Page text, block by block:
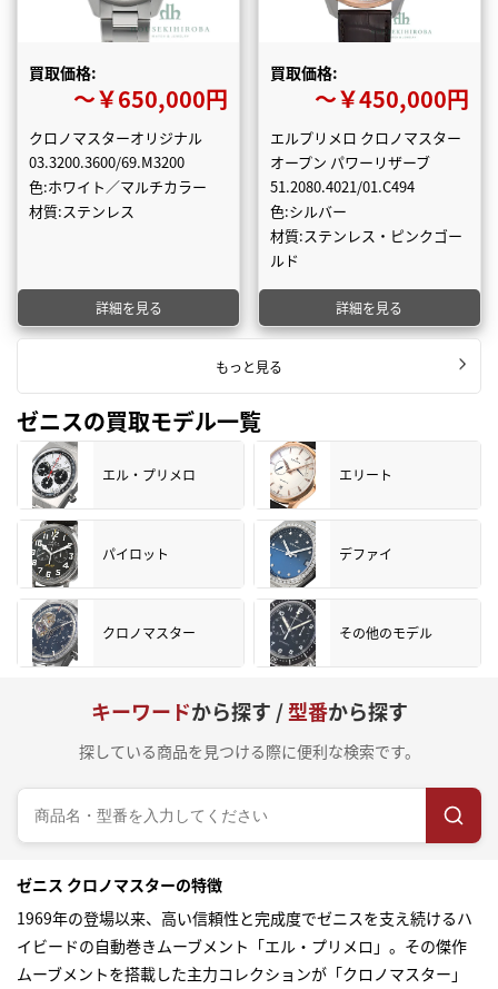
買取価格:
〜￥650,000円
クロノマスターオリジナル
03.3200.3600/69.M3200
色:ホワイト／マルチカラー
材質:ステンレス
詳細を見る
買取価格:
〜￥450,000円
エルプリメロ クロノマスター
オープン パワーリザーブ
51.2080.4021/01.C494
色:シルバー
材質:ステンレス・ピンクゴー
ルド
詳細を見る
もっと見る
ゼニスの買取モデル一覧
エル・プリメロ エリート
パイロット デファイ
クロノマスター その他のモデル
キーワードから探す /型番から探す
探している商品を見つける際に便利な検索です。
ゼニス クロノマスターの特徴
1969年の登場以来、高い信頼性と完成度でゼニスを支え続けるハ
イビードの自動巻きムーブメント「エル・プリメロ」。その傑作
ムーブメントを搭載した主力コレクションが「クロノマスター」